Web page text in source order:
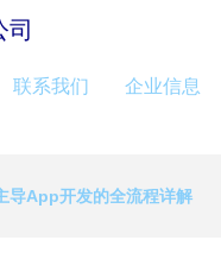
联系我们 企业信息
导App开发的全流程详解